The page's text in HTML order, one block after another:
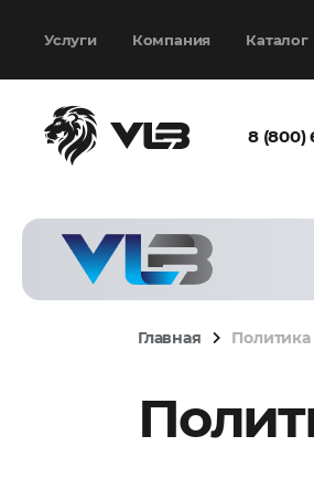
Услуги Компания Каталог
8 (800)
Главная
выбран
Согласен с
политикой
конфиденциальности
и наобработку моих
Запросить расчёт